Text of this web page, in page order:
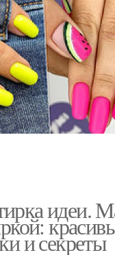
идеи.
и секреты